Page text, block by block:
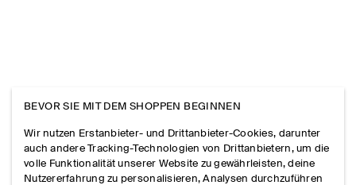
BEVOR SIE MIT DEM SHOPPEN BEGINNEN
Wir nutzen Erstanbieter- und Drittanbieter-Cookies, darunter
auch andere Tracking-Technologien von Drittanbietern, um die
volle Funktionalität unserer Website zu gewährleisten, deine
Nutzererfahrung zu personalisieren, Analysen durchzuführen